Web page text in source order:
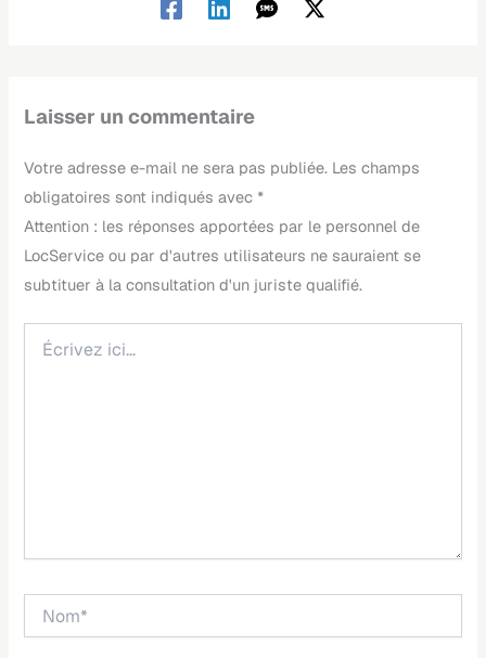
Laisser un commentaire
Votre adresse e-mail ne sera pas publiée. Les champs
obligatoires sont indiqués avec *
ici…